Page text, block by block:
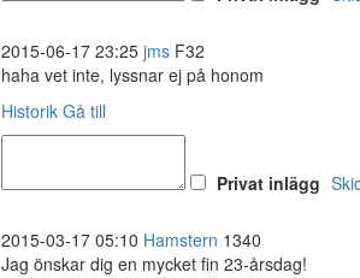
2015-06-17 23:25 jms F32
haha vet inte, lyssnar ej på honom
Historik Gå till
Privat inlägg
2015-03-17 05:10 Hamstern 1340
Jag önskar dig en mycket fin 23-årsdag!